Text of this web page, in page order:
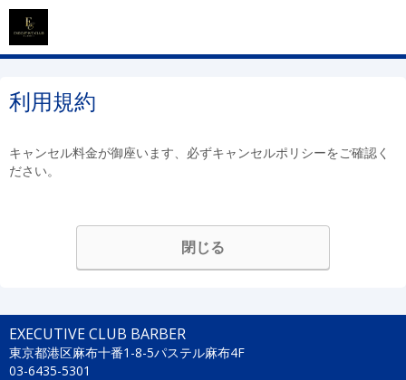
利用規約
キャンセル料金が御座います、必ずキャンセルポリシーをご確認く
ださい。
閉じる
EXECUTIVE CLUB BARBER
東京都港区麻布十番1-8-5パステル麻布4F
03-6435-5301